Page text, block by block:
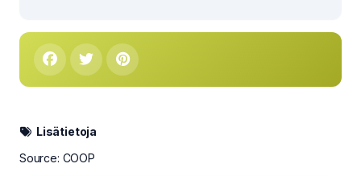
Lisätietoja
Source: COOP